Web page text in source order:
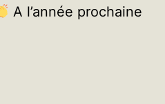
A l’année prochaine